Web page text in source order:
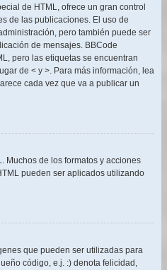
de HTML, ofrece un gran control
de las publicaciones. El uso de
pero también puede ser
de mensajes. BBCode
pero las etiquetas se encuentran
de < y >. Para más información, lea
cada vez que va a publicar un
Muchos de los formatos y acciones
pueden ser aplicados utilizando
que pueden ser utilizadas para
código, e.j. :) denota felicidad,